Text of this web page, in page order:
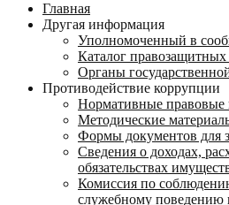
Главная
Другая информация
Уполномоченный в
Каталог правозащитных
Органы
Противодействие коррупции
Нормативные
Методические
Формы документов для
Сведения о доходах,
обязательствах
Комиссия по
служебному поведению